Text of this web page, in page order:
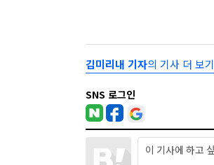
김미리내 기자의 기사 더 보기
SNS 로그인